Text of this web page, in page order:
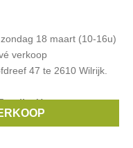
18 maart (10-16u)
verkoop
47 te 2610 Wilrijk.
,Un ventre pour